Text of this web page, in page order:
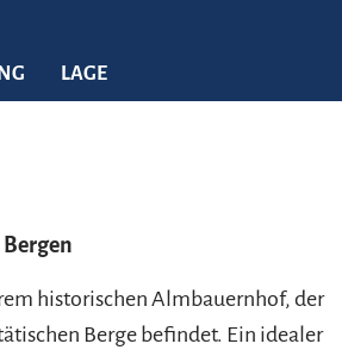
LAGE
historischen Almbauernhof, der
Berge befindet. Ein idealer